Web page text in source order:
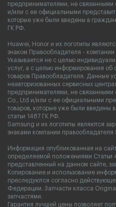
предпринимателями, не
и/или с ее официальными
которые уже были введены в
ГК РФ.
Huawei, Honor и их логотипы
знаком Правообладателя - компании
Указывается не с целью
услуг, а с целью информирования об
товаров Правообладателя. Данные
неавторизованных сервисных
предпринимателями, не
Co., Ltd и/или с ее официальными
товаров, которые уже были введены
статьи 1487 ГК РФ.
Samsung и их логотипы являются
знаками компании
Информация опубликованная на
определяемой положениями Статьи
представленный на данном сайте,
Копирование и использование
преследуются согласно
Федерации. Запчасти класса
запчастями.
Гарантия лучшей цены позволяет